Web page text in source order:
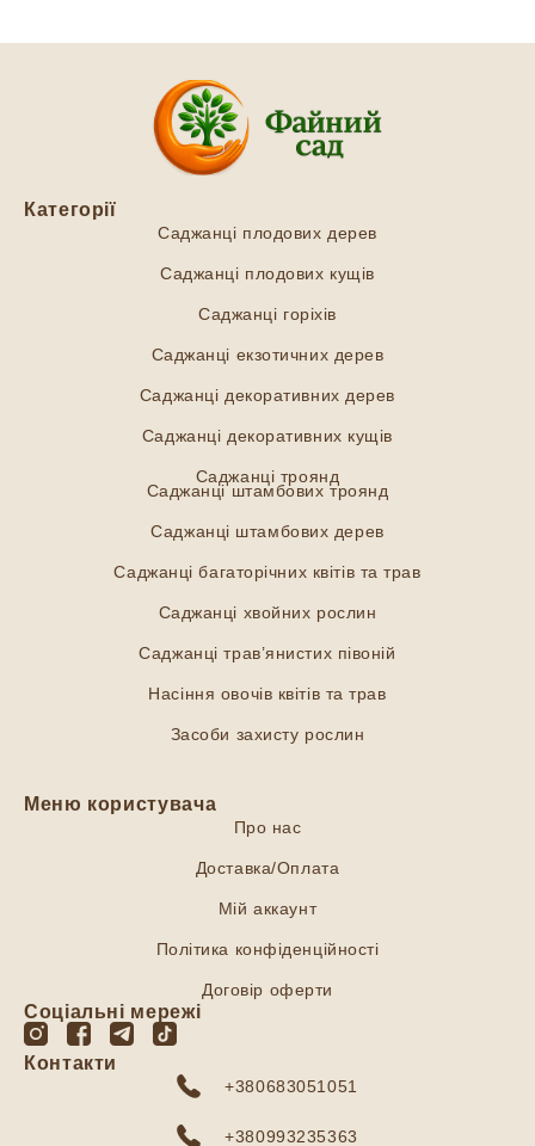
Категорії
Саджанці плодових дерев
Саджанці плодових кущів
Саджанці горіхів
Саджанці екзотичних дерев
Саджанці декоративних дерев
Саджанці декоративних кущів
Саджанці троянд
Саджанці штамбових троянд
Саджанці штамбових дерев
Саджанці багаторічних квітів та трав
Саджанці хвойних рослин
Саджанці трав’янистих півоній
Насіння овочів квітів та трав
Засоби захисту рослин
Меню користувача
Про нас
Доставка/Оплата
Мій аккаунт
Політика конфіденційності
Договір оферти
Соціальні мережі
Контакти
+380683051051
+380993235363